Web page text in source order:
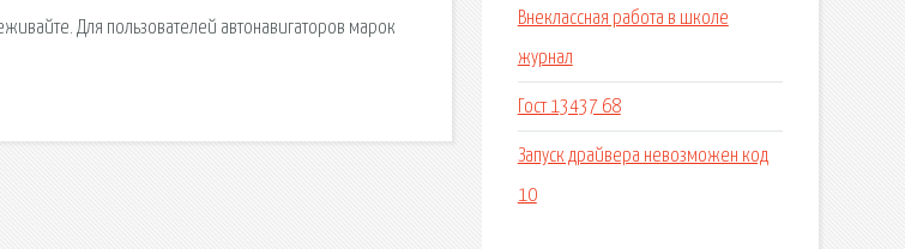
Для пользователей автонавигаторов марок
Внеклассная работа в школе
журнал
Гост 13437 68
Запуск драйвера невозможен код
10